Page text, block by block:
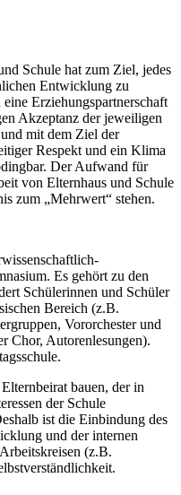
Schule hat zum Ziel, jedes
Entwicklung zu
Erziehungspartnerschaft
Akzeptanz der jeweiligen
mit dem Ziel der
Respekt und ein Klima
Der Aufwand für
von Elternhaus und Schule
zum „Mehrwert“ stehen.
Es gehört zu den
Schülerinnen und Schüler
Bereich (z.B.
Vororchester und
Chor, Autorenlesungen).
bauen, der in
der Schule
ist die Einbindung des
und der internen
(z.B.